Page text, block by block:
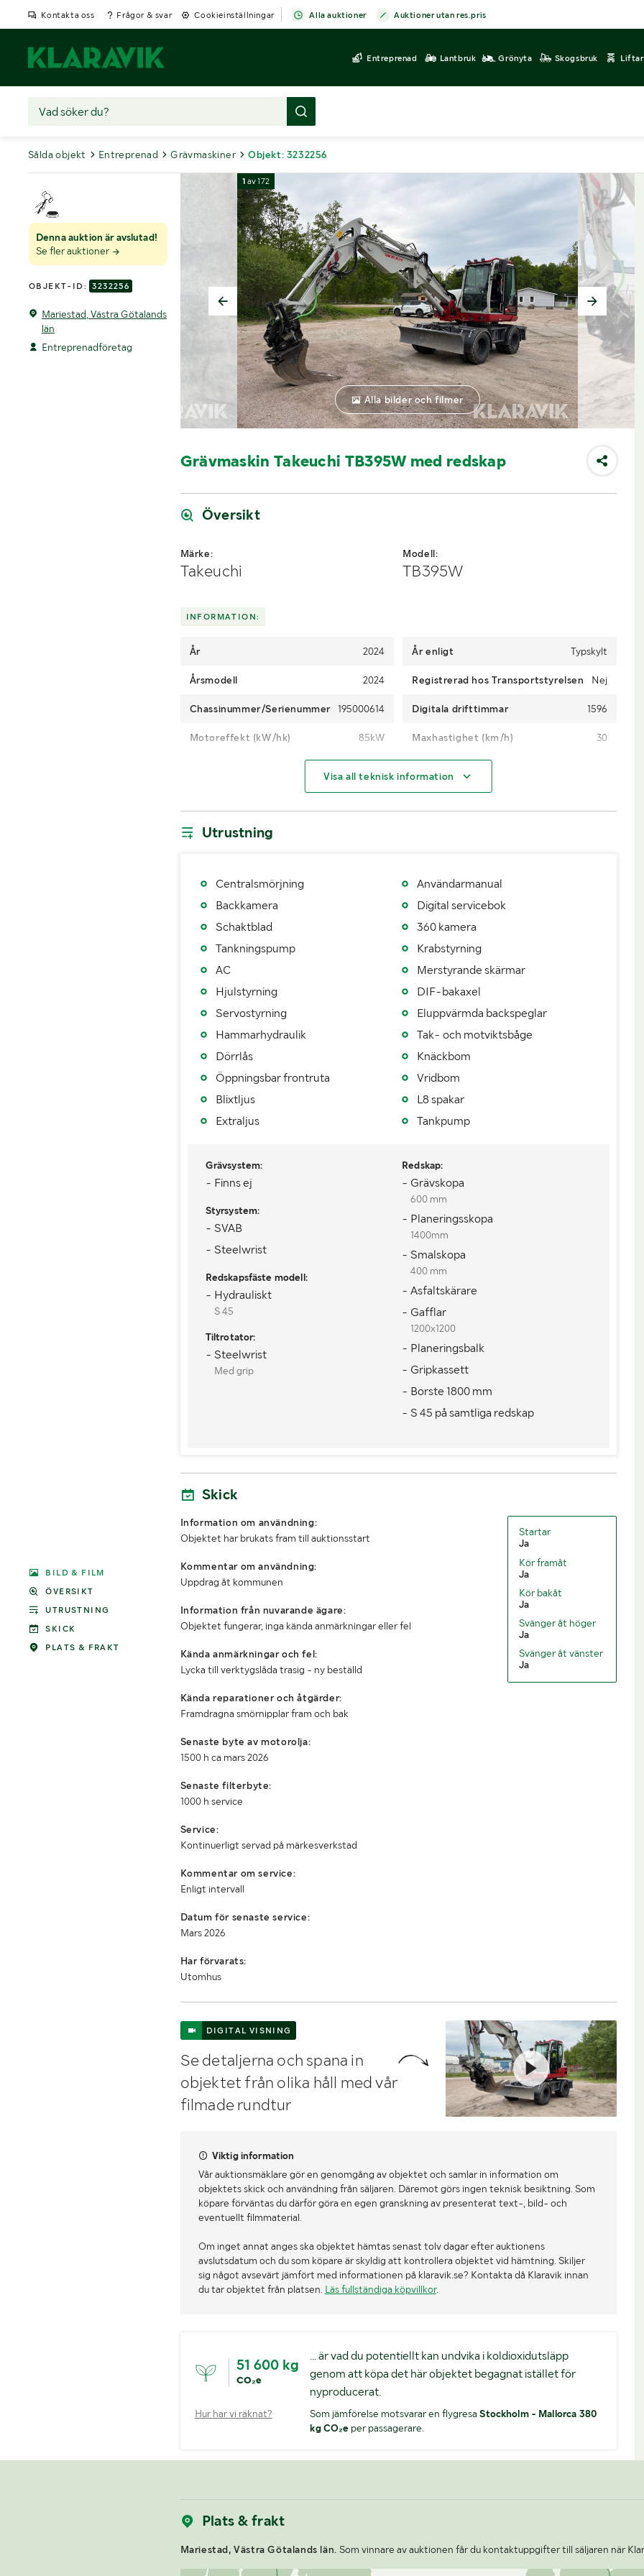
Kontakta oss Frågor & svar Cookieinställningar Alla auktioner Auktioner utan res.pris
Entreprenad Lantbruk Grönyta Skogsbruk Liftar
Sålda objekt Entreprenad Grävmaskiner Objekt: 3232256
Denna auktion är avslutad!
Se fler auktioner
OBJEKT-ID: 3232256
Mariestad, Västra Götalands
län
Entreprenadföretag
BILD & FILM
ÖVERSIKT
UTRUSTNING
SKICK
PLATS & FRAKT
1 av172
Alla bilder och filmer
Grävmaskin Takeuchi TB395W med redskap
Översikt
Märke:
Takeuchi
Modell:
TB395W
INFORMATION:
År 2024 År enligt Typskylt
Årsmodell 2024 Registrerad hos Transportstyrelsen Nej
Chassinummer/Serienummer 195000614 Digitala drifttimmar 1596
Motoreffekt (kW/hk) 85kW Maxhastighet (km/h) 30
4WD AdBlue
MÅTT OCH VIKT:
Vikt (kg) Längd (m)
Bredd (m) Höjd (m)
SÄLJARENS ORD:
Säljarens egna ord
om objektet
Visa all teknisk information
Utrustning
Centralsmörjning
Backkamera
Schaktblad
Tankningspump
AC
Hjulstyrning
Servostyrning
Hammarhydraulik
Dörrlås
Öppningsbar frontruta
Blixtljus
Extraljus
Användarmanual
Digital servicebok
360 kamera
Krabstyrning
Merstyrande skärmar
DIF-bakaxel
Eluppvärmda backspeglar
Tak- och motviktsbåge
Knäckbom
Vridbom
L8 spakar
Tankpump
Grävsystem:
- Finns ej
Styrsystem:
- SVAB
- Steelwrist
Redskapsfäste modell:
- Hydrauliskt
S 45
Tiltrotator:
- Steelwrist
Med grip
Redskap:
- Grävskopa
600 mm
- Planeringsskopa
1400mm
- Smalskopa
400 mm
- Asfaltskärare
- Gafflar
1200x1200
- Planeringsbalk
- Gripkassett
- Borste 1800 mm
- S 45 på samtliga redskap
Skick
Information om användning:
Objektet har brukats fram till auktionsstart
Kommentar om användning:
Uppdrag åt kommunen
Information från nuvarande ägare:
Objektet fungerar, inga kända anmärkningar eller fel
Kända anmärkningar och fel:
Lycka till verktygslåda trasig - ny beställd
Kända reparationer och åtgärder:
Framdragna smörnipplar fram och bak
Senaste byte av motorolja:
1500 h ca mars 2026
Senaste filterbyte:
1000 h service
Service:
Kontinuerligt servad på märkesverkstad
Kommentar om service:
Enligt intervall
Datum för senaste service:
Mars 2026
Har förvarats:
Utomhus
Startar
Ja
Kör framåt
Ja
Kör bakåt
Ja
Svänger åt höger
Ja
Svänger åt vänster
Ja
DIGITAL VISNING
Se detaljerna och spana in
objektet från olika håll med vår
filmade rundtur
Viktig information
Vår auktionsmäklare gör en genomgång av objektet och samlar in information om
objektets skick och användning från säljaren. Däremot görs ingen teknisk besiktning. Som
köpare förväntas du därför göra en egen granskning av presenterat text-, bild- och
eventuellt filmmaterial.
Om inget annat anges ska objektet hämtas senast tolv dagar efter auktionens
avslutsdatum och du som köpare är skyldig att kontrollera objektet vid hämtning. Skiljer
sig något avsevärt jämfört med informationen på klaravik.se? Kontakta då Klaravik innan
du tar objektet från platsen. Läs fullständiga köpvillkor.
51 600 kg
CO₂e
Hur har vi räknat?
... är vad du potentiellt kan undvika i koldioxidutsläpp
genom att köpa det här objektet begagnat istället för
nyproducerat.
Som jämförelse motsvarar en flygresaStockholm - Mallorca 380
kg CO₂e per passagerare.
Plats & frakt
Mariestad, Västra Götalands län. Som vinnare av auktionen får du kontaktuppgifter till säljaren när